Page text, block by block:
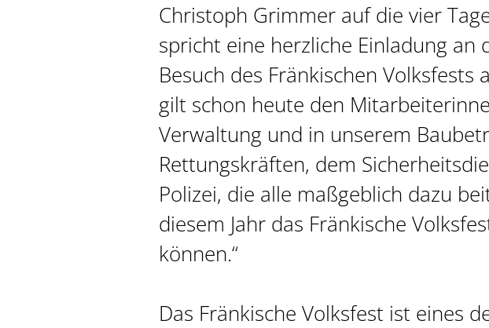
Christoph Grimmer auf die vier
spricht eine herzliche Einladung an
Besuch des Fränkischen Volksfests
gilt schon heute den
Verwaltung und in unserem
Rettungskräften, dem
Polizei, die alle maßgeblich dazu
diesem Jahr das Fränkische
können.“
Das Fränkische Volksfest ist eines